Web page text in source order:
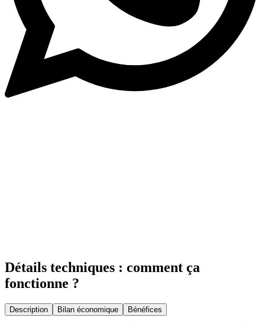
Détails techniques : comment ça
fonctionne ?
Description Bilan économique Bénéfices